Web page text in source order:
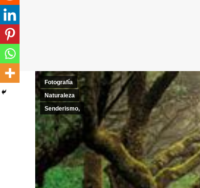
Fotografía
Naturaleza
Senderismo,